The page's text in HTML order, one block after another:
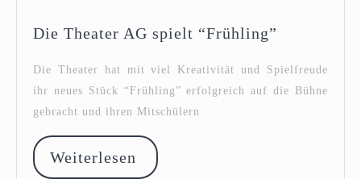
Die Theater AG spielt “Frühling”
AG
spielt
Die Theater hat mit viel Kreativität und Spielfreude
ihr neues Stück “Frühling” erfolgreich auf die Bühne
gebracht und ihren Mitschülern
Weiterlesen Weiterlesen